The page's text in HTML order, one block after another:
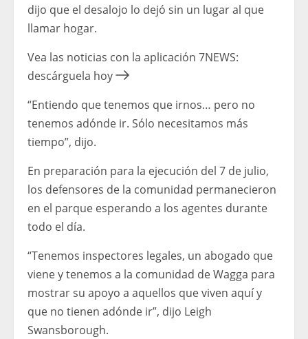
dijo que el desalojo lo dejó sin un lugar al que
llamar hogar.
Vea las noticias con la aplicación 7NEWS:
descárguela hoy
“Entiendo que tenemos que irnos… pero no
tenemos adónde ir. Sólo necesitamos más
tiempo”, dijo.
En preparación para la ejecución del 7 de julio,
los defensores de la comunidad permanecieron
en el parque esperando a los agentes durante
todo el día.
“Tenemos inspectores legales, un abogado que
viene y tenemos a la comunidad de Wagga para
mostrar su apoyo a aquellos que viven aquí y
que no tienen adónde ir”, dijo Leigh
Swansborough.